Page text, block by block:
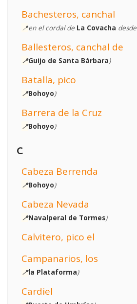
Bachesteros, canchal
📍en el cordal de La Covacha desde
Ballesteros, canchal de
📍Guijo de Santa Bárbara)
Batalla, pico
📍Bohoyo)
Barrera de la Cruz
📍Bohoyo)
C
Cabeza Berrenda
📍Bohoyo)
Cabeza Nevada
📍Navalperal de Tormes)
Calvitero, pico el
Campanarios, los
📍la Plataforma)
Cardiel